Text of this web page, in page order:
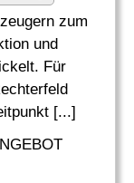
zum
und
Für
[...]